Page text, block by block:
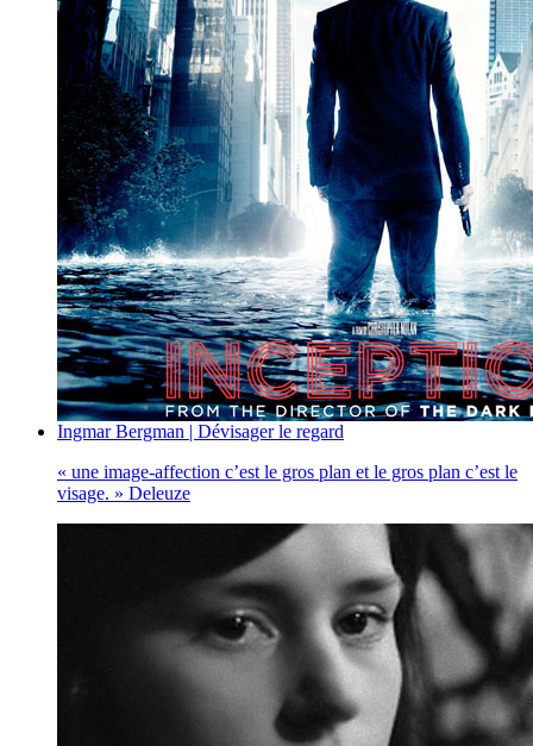
Ingmar Bergman | Dévisager le regard
« une image-affection c’est le gros plan et le gros plan c’est le
visage. » Deleuze